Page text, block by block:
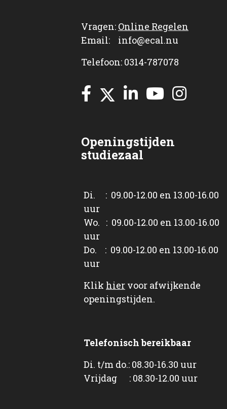
Vragen: Online Regelen
Email: info@ecal.nu
Telefoon: 0314-787078
Openingstijden
studiezaal
Di. : 09.00-12.00 en 13.00-16.00
uur
Wo. : 09.00-12.00 en 13.00-16.00
uur
Do. : 09.00-12.00 en 13.00-16.00
uur
Klik hier voor afwijkende
openingstijden.
Telefonisch bereikbaar
Di. t/m do.: 08.30-16.30 uur
Vrijdag : 08.30-12.00 uur